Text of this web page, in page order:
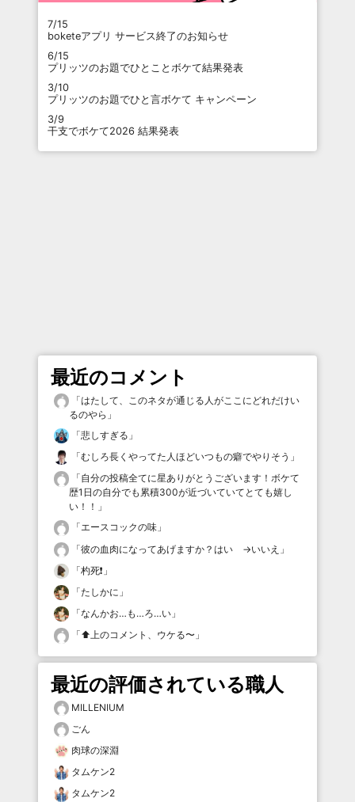
7/15
boketeアプリ サービス終了のお知らせ
6/15
プリッツのお題でひとことボケて結果発表
3/10
プリッツのお題でひと言ボケて キャンペーン
3/9
干支でボケて2026 結果発表
最近のコメント
「はたして、このネタが通じる人がここにどれだけい
るのやら 」
「悲しすぎる 」
「むしろ長くやってた人ほどいつもの癖でやりそう 」
「自分の投稿全てに星ありがとうございます！ボケて
歴1日の自分でも累積300が近づいていてとても嬉し
い！！ 」
「エースコックの味 」
「彼の血肉になってあげますか？はい →いいえ 」
「杓死❗️ 」
「たしかに 」
「なんかお…も…ろ…い 」
「⬆️上のコメント、ウケる〜 」
最近の評価されている職人
MILLENIUM
ごん
肉球の深淵
タムケン2
タムケン2